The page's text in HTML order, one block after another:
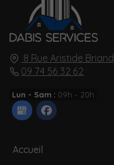
8 Rue Aristide Briand,
09 74 56 32 62
Lun - Sam : 09h - 20h
Accueil